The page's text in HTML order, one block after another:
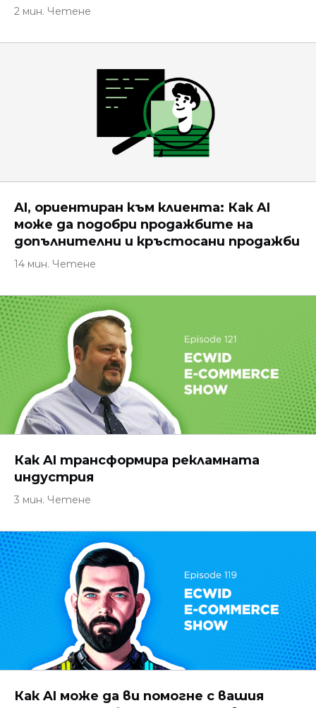
2 мин. Четене
AI, ориентиран към клиента: Как AI
може да подобри продажбите на
допълнителни и кръстосани продажби
14 мин. Четене
Как AI трансформира рекламната
индустрия
3 мин. Четене
Как AI може да ви помогне с вашия